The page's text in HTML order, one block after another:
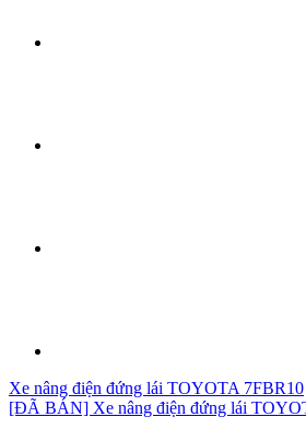
Xe nâng điện đứng lái TOYOTA 7FBR10
[ĐÃ BÁN] Xe nâng điện đứng lái